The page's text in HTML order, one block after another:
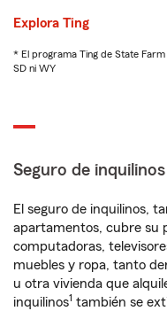
Explora Ting
* El programa Ting de State Farm
SD ni WY
Seguro de inquilinos
El seguro de inquilinos,
apartamentos, cubre su
computadoras,
muebles y ropa, tanto
u otra vivienda que
inquilinos1 también se